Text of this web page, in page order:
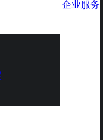
企业服务